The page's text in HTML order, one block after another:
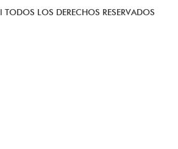
l TODOS LOS DERECHOS RESERVADOS